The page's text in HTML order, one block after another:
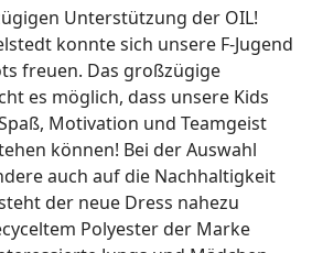
Unterstützung der OIL!
konnte sich unsere F-Jugend
freuen. Das großzügige
es möglich, dass unsere Kids
Motivation und Teamgeist
können! Bei der Auswahl
auch auf die Nachhaltigkeit
der neue Dress nahezu
Polyester der Marke